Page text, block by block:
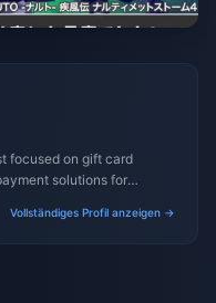
focused on gift card
solutions for
Vollständiges Profil anzeigen →